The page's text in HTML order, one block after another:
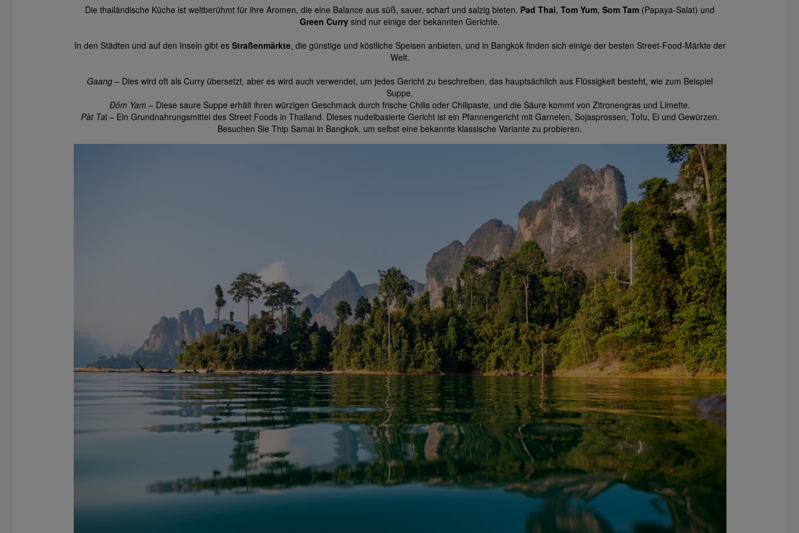
Die thailändische Küche ist weltberühmt für ihre Aromen, die eine Balance aus süß, sauer, scharf und salzig bieten. Pad Thai, Tom Yum, Som Tam (Papaya-Salat) und
Green Curry sind nur einige der bekannten Gerichte.
In den Städten und auf den Inseln gibt es Straßenmärkte, die günstige und köstliche Speisen anbieten, und in Bangkok finden sich einige der besten Street-Food-Märkte der
Welt.
Gaang – Dies wird oft als Curry übersetzt, aber es wird auch verwendet, um jedes Gericht zu beschreiben, das hauptsächlich aus Flüssigkeit besteht, wie zum Beispiel
Suppe.
Đôm Yam – Diese saure Suppe erhält ihren würzigen Geschmack durch frische Chilis oder Chilipaste, und die Säure kommt von Zitronengras und Limette.
Pàt Tai – Ein Grundnahrungsmittel des Street Foods in Thailand. Dieses nudelbasierte Gericht ist ein Pfannengericht mit Garnelen, Sojasprossen, Tofu, Ei und Gewürzen.
Besuchen Sie Thip Samai in Bangkok, um selbst eine bekannte klassische Variante zu probieren.